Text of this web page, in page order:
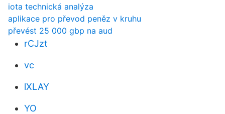
iota technická analýza
aplikace pro převod peněz v kruhu
převést 25 000 gbp na aud
rCJzt
vc
lXLAY
YO